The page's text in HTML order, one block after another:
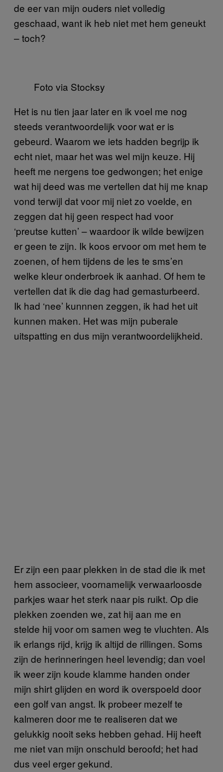
de eer van mijn ouders niet volledig
geschaad, want ik heb niet met hem geneukt
– toch?
Foto via Stocksy
Het is nu tien jaar later en ik voel me nog
steeds verantwoordelijk voor wat er is
gebeurd. Waarom we iets hadden begrijp ik
echt niet, maar het was wel mijn keuze. Hij
heeft me nergens toe gedwongen; het enige
wat hij deed was me vertellen dat hij me knap
vond terwijl dat voor mij niet zo voelde, en
zeggen dat hij geen respect had voor
‘preutse kutten’ – waardoor ik wilde bewijzen
er geen te zijn. Ik koos ervoor om met hem te
zoenen, of hem tijdens de les te sms’en
welke kleur onderbroek ik aanhad. Of hem te
vertellen dat ik die dag had gemasturbeerd.
Ik had ‘nee’ kunnnen zeggen, ik had het uit
kunnen maken. Het was mijn puberale
uitspatting en dus mijn verantwoordelijkheid.
Er zijn een paar plekken in de stad die ik met
hem associeer, voornamelijk verwaarloosde
parkjes waar het sterk naar pis ruikt. Op die
plekken zoenden we, zat hij aan me en
stelde hij voor om samen weg te vluchten. Als
ik erlangs rijd, krijg ik altijd de rillingen. Soms
zijn de herinneringen heel levendig; dan voel
ik weer zijn koude klamme handen onder
mijn shirt glijden en word ik overspoeld door
een golf van angst. Ik probeer mezelf te
kalmeren door me te realiseren dat we
gelukkig nooit seks hebben gehad. Hij heeft
me niet van mijn onschuld beroofd; het had
dus veel erger gekund.